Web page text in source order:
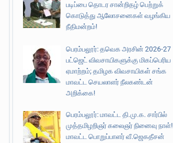
படிப்பை தொடர சான்றிதழ் பெற்றுக்
கொடுத்து ஆலோசனைகள் வழங்கிய
நீதிமன்றம்!
பெரம்பலூர்: தவெக அரசின் 2026-27
பட்ஜெட் விவசாயிகளுக்கு மிகப்பெரிய
ஏமாற்றம்; தமிழக விவசாயிகள் சங்க
மாவட்ட செயலாளர் நீலகண்டன்
அறிக்கை!
பெரம்பலூர்: மாவட்ட தி.மு.க. சார்பில்
முத்தமிழறிஞர் கலைஞர் நினைவு நாள்!
மாவட்ட பொறுப்பாளர் வீ.ஜெகதீசன்